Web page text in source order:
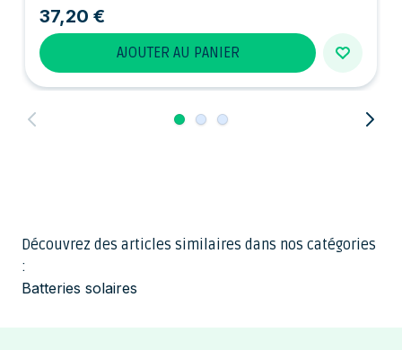
37,20 €
AJOUTER AU PANIER
Découvrez des articles similaires dans nos catégories
:
Batteries solaires